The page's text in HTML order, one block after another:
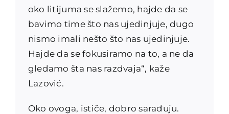
oko litijuma se slažemo, hajde da se
bavimo time što nas ujedinjuje, dugo
nismo imali nešto što nas ujedinjuje.
Hajde da se fokusiramo na to, a ne da
gledamo šta nas razdvaja“, kaže
Lazović.
Oko ovoga, ističe, dobro sarađuju.